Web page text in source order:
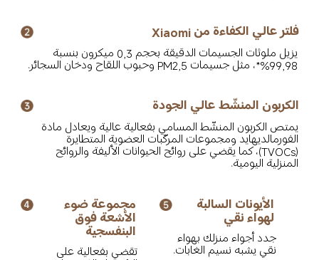
فلتر عالي الكفاءة من Xiaomi
يزيل ملوثات الجسيمات الدقيقة بحجم 0,3 ميكرون بنسبة
99,98%*، مثل جسيمات PM2,5 وحبوب اللقاح ودخان السجائر.
الكربون المنشّط عالي الجودة
يمتص الكربون المنشّط المسامي بفعالية عالية ويعادل مادة
الفورمالديهايد ومجموعات المركّبات العضوية المتطايرة
(TVOCs)، كما يقضي على روائح الحيوانات الأليفة والروائح
المنزلية اليومية.
مجموعة ضوء
الأشعة فوق
البنفسجية
تقضي بفعالية على
الأيونات السالبة
لهواء نقي
جدد أجواء منزلك بهواء
نقي يشبه نسيم الغابات.